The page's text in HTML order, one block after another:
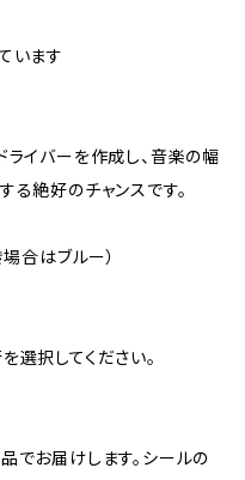
います
ライバーを作成し、音楽の幅
る絶好のチャンスです。
合はブルー）
選択してください。
でお届けします。シールの